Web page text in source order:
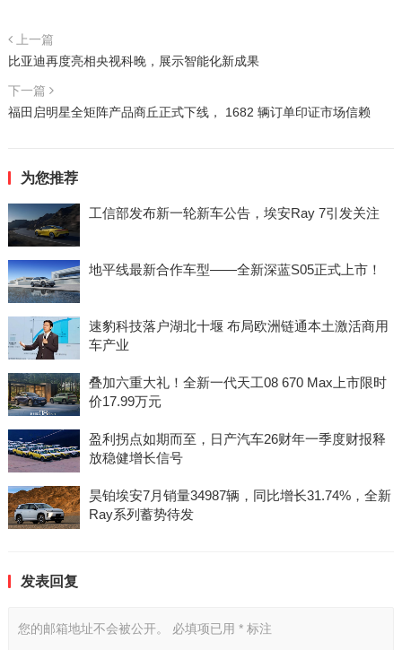
上一篇
比亚迪再度亮相央视科晚，展示智能化新成果
下一篇
福田启明星全矩阵产品商丘正式下线， 1682 辆订单印证市场信赖
为您推荐
工信部发布新一轮新车公告，埃安Ray 7引发关注
地平线最新合作车型——全新深蓝S05正式上市！
速豹科技落户湖北十堰 布局欧洲链通本土激活商用
车产业
叠加六重大礼！全新一代天工08 670 Max上市限时
价17.99万元
盈利拐点如期而至，日产汽车26财年一季度财报释
放稳健增长信号
昊铂埃安7月销量34987辆，同比增长31.74%，全新
Ray系列蓄势待发
发表回复
您的邮箱地址不会被公开。 必填项已用 *标注